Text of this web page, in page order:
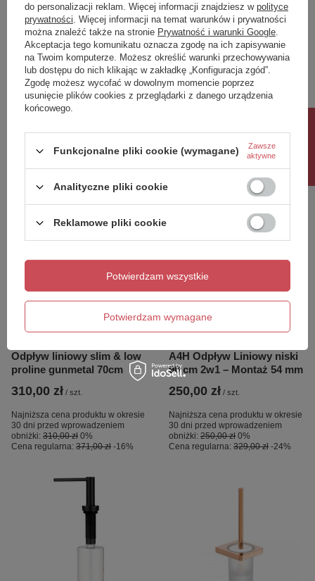
PROMOCJA PRZECENA
ALBANY bateria kuchenna
z wyciąganą wylewką, stal
szczotkowana
518,00 zł
30 dni przed wprowadzeniem
-9%
Cena regularna:740,00 zł -30%
PROMOCJA PRZECENA
MODERN PROJECT
haczyk, miedź
szczotkowana
30 dni przed wprowadzeniem
obniżki:
73,00 zł
-8%
Cena regularna:95,01 zł -29%
OKAZJA PRZECENA
Odpływ liniowy slim & low
proline gunmetal 70cm
310,00 zł / szt.
Najniższa cena produktu w okresie
30 dni przed wprowadzeniem
obniżki: 310,00 zł 0%
Cena regularna: 371,00 zł -16%
OKAZJA PRZECENA
A4H Odpływ Liniowy niski
90 cm 2w1 – Montaż 54 mm
250,00 zł / szt.
Najniższa cena produktu w okresie
30 dni przed wprowadzeniem
obniżki: 250,00 zł 0%
Cena regularna: 329,00 zł -24%
do personalizacji reklam. Więcej informacji znajdziesz w polityce
prywatności . Więcej informacji na temat warunków i prywatności
można znaleźć także na stronie Prywatność i warunki Google
Akceptacja tego komunikatu oznacza zgodę na ich zapisywanie
na Twoim komputerze. Możesz określić warunki przechowywania
lub dostępu do nich klikając w zakładkę „Konfiguracja zgód”.
Zgodę możesz wycofać w dowolnym momencie poprzez
usunięcie plików cookies z przeglądarki z danego urządzenia
końcowego.
Funkcjonalne pliki cookie (wymagane)
Zawsze
aktywne
Analityczne pliki cookie
Reklamowe pliki cookie
Potwierdzam wymagane
Potwierdzam wszystkie